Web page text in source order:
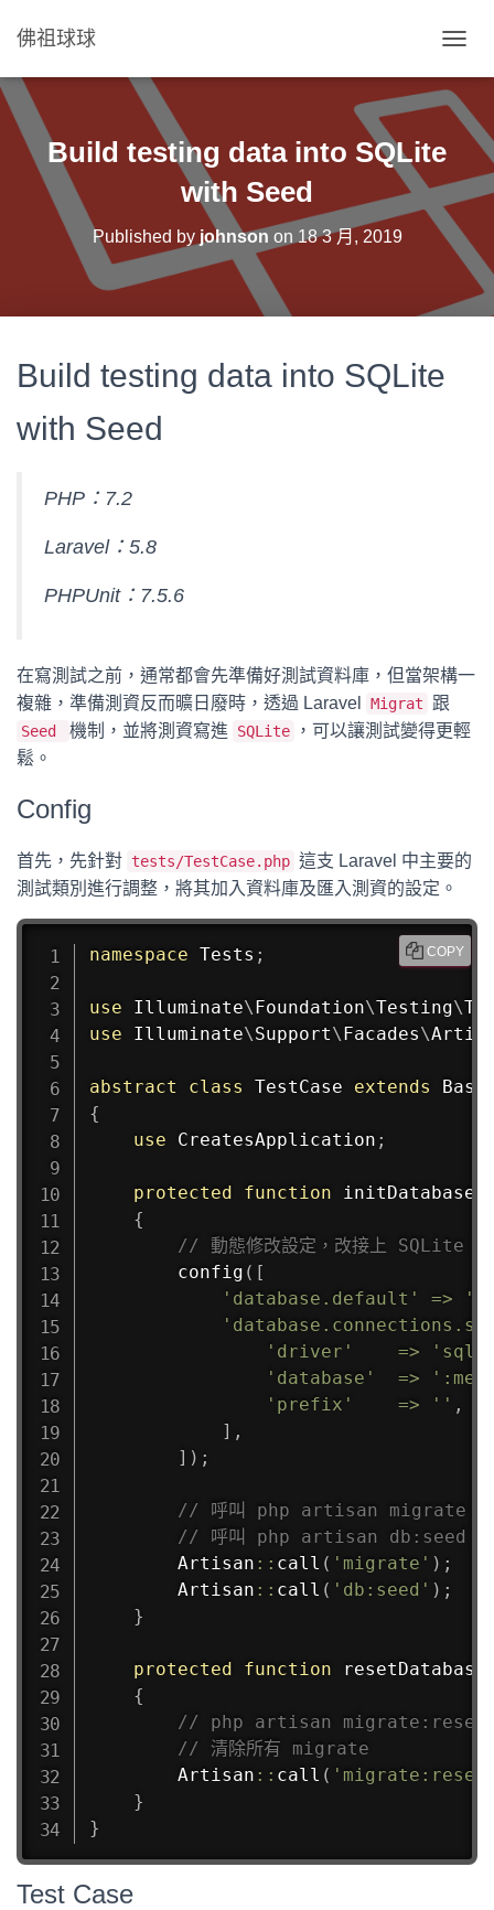
佛祖球球
O
G
G
N
A
V
G
T
Build testing data into SQLite
with Seed
Published by johnson on 18 3 月, 2019
Build testing data into SQLite
with Seed
PHP：7.2
Laravel：5.8
PHPUnit：7.5.6
在寫測試之前，通常都會先準備好測試資料庫，但當架構一
複雜，準備測資反而曠日廢時，透過 Laravel
Migrat 跟
Seed 機制，並將測資寫進 SQLite
，可以讓測試變得更輕
鬆。
Config
首先，先針對 tests/TestCase.php 這支 Laravel 中主要的
測試類別進行調整，將其加入資料庫及匯入測資的設定。
namespace Tests ;
use Illuminate\Foundation\Testing\
use
Illuminate\Support\Facades\
abstract class TestCase extends
{
use
CreatesApplication ;
protected function initDatabase
{
// 動態修改設定，改接上 SQLite
config ( [
'database.default'
=>
'driver'
=>
'database'
=>
'prefix'
=> '' ,
] ,
] ) ;
// 呼叫 php artisan migrate
// 呼叫 php artisan db:seed 匯
Artisan :: call ( 'migrate' ) ;
Artisan :: call ( 'db:seed' ) ;
}
protected function resetDatabase
{
// php artisan migrate:reset
// 清除所有 migrate
Artisan :: call (
}
}
COPY
Test Case